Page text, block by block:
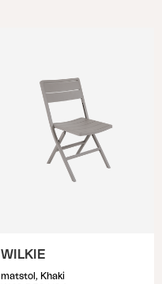
WILKIE
matstol, Khaki